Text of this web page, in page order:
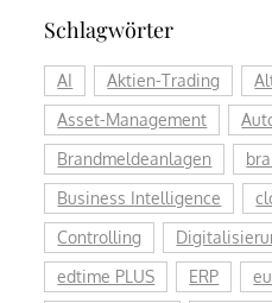
Schlagwörter
AI Aktien-Trading
Asset-Management
Brandmeldeanlagen
Business Intelligence
Controlling
edtime PLUS
ERP